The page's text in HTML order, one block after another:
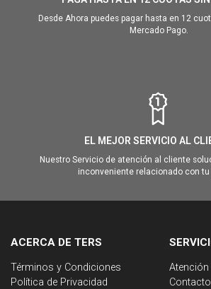
Desde Ahora puedes pagar hasta en 12
Mercado Pago.
EL MEJOR SERVICIO AL
Nuestro Servicio de atención al cliente
inconveniente relacionado con tu
ACERCA DE TERS
Términos y Condiciones
Política de Privacidad
Atención
Contacto